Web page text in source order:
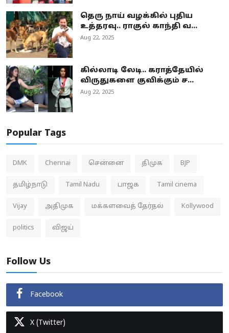
தெரு நாய் வழக்கில் புதிய
உத்தரவு.. ராகுல் காந்தி வ...
Aug 22, 2025
கில்லாடி லேடி.. கராத்தேயில்
விருதுகளை குவிக்கும் ச...
Aug 22, 2025
Popular Tags
DMK Chennai சென்னை திமுக BJP
தமிழ்நாடு Tamil Nadu பாஜக Tamil cinema
Vijay அதிமுக மக்களவைத் தேர்தல் Kollywood
politics விஜய்
Follow Us
Facebook
X (Twitter)